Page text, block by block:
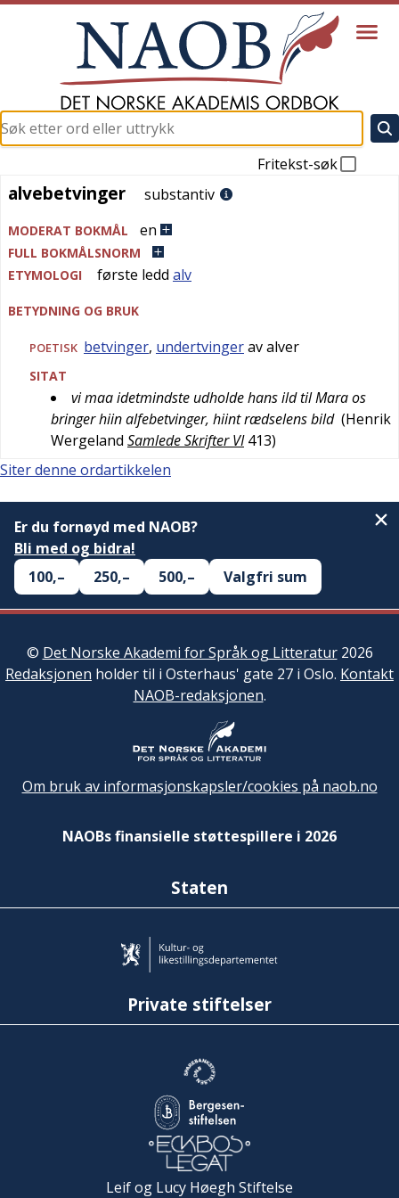
Fritekst-søk
alvebetvinger
alvebetvinger substantiv
MODERAT BOKMÅL en
FULL BOKMÅLSNORM
ETYMOLOGI
første ledd alv
BETYDNING OG BRUK
POETISK betvinger, undertvingerav alver
SITAT
vi maa idetmindste udholde hans ild til Mara os
bringer hiin alfebetvinger, hiint rædselens bild (Henrik
Wergeland Samlede Skrifter VI 413)
Siter denne ordartikkelen
Er du fornøyd med NAOB?
Bli med og bidra!
100,–
250,– 500,– Valgfri sum
© Det Norske Akademi for Språk og Litteratur2026
Redaksjonen holder til i Osterhaus' gate 27 i Oslo. Kontakt
NAOB-redaksjonen.
Om bruk av informasjonskapsler/cookies på naob.no
NAOBs finansielle støttespillere i 2026
Staten
Private stiftelser
Leif og Lucy Høegh Stiftelse